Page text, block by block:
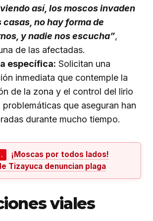
así, los moscos invaden
casas, no hay forma de
y nadie nos escucha”,
de las afectadas.
específica: Solicitan una
inmediata que contemple la
de la zona y el control del lirio
que aseguran han
durante mucho tiempo.
¡Moscas por todos lados!
Tizayuca denuncian plaga
viales